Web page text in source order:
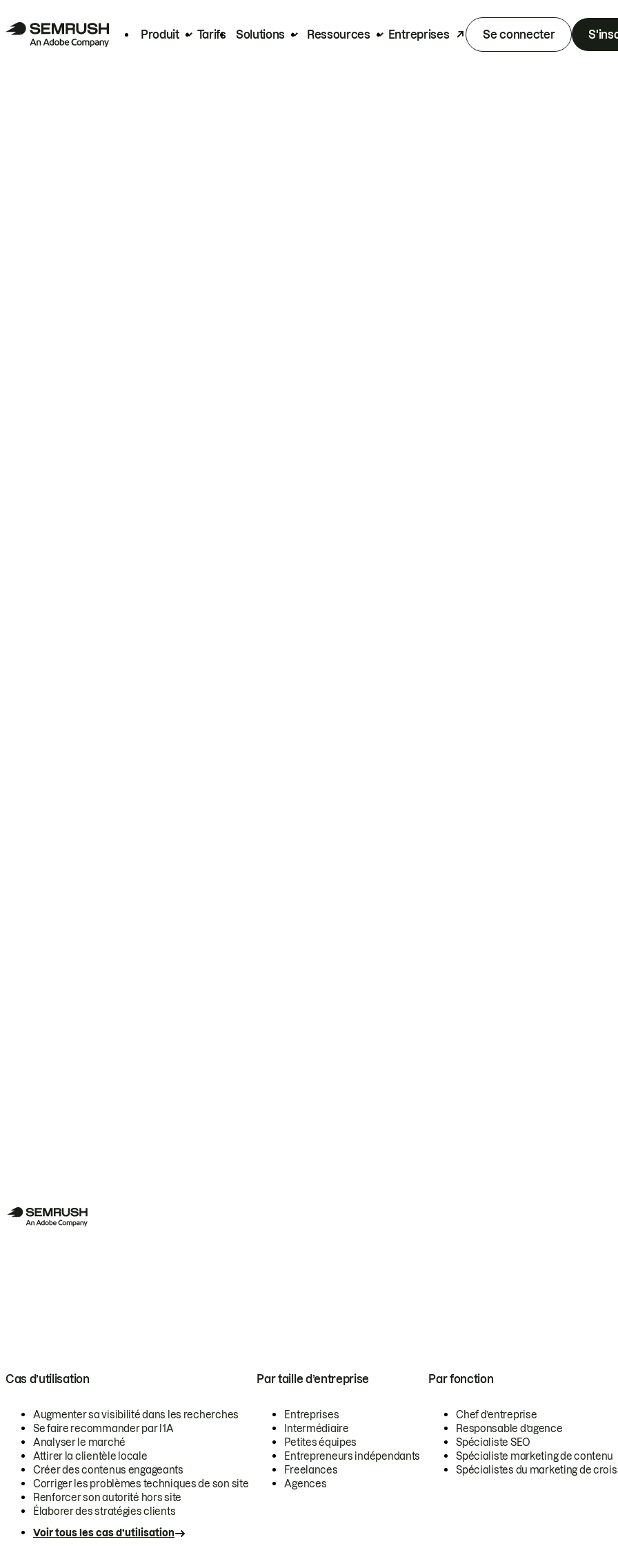
Produit Tarifs Solutions Ressources Entreprises Se connecter
Cas d’utilisation
Augmenter sa visibilité dans les recherches
Se faire recommander par l’IA
Analyser le marché
Attirer la clientèle locale
Créer des contenus engageants
Corriger les problèmes techniques de son site
Renforcer son autorité hors site
Élaborer des stratégies clients
Voir tous les cas d’utilisation
Par taille d’entreprise
Entreprises
Intermédiaire
Petites équipes
Entrepreneurs indépendants
Freelances
Agences
Par fonction
Chef d’entreprise
Responsable d’agence
Spécialiste SEO
Spécialiste marketing de contenu
Spécialistes du marketing de